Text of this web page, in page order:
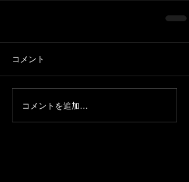
コメント
コメントを追加…